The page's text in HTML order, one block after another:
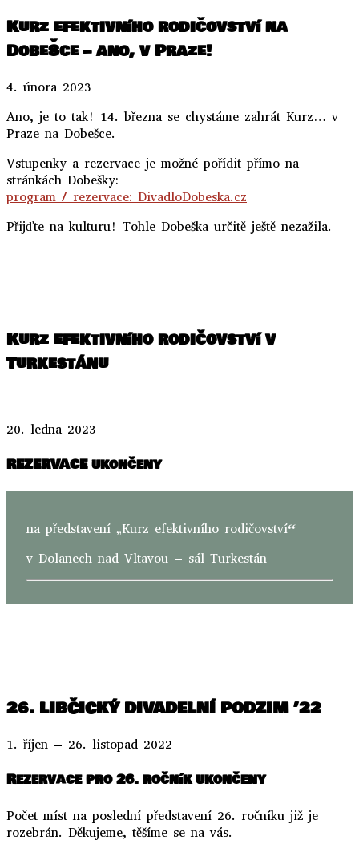
Kurz efektivního rodičovství na
DobeŠce – ano, v Praze!
4. února 2023
Ano, je to tak! 14. března se chystáme zahrát Kurz… v
Praze na Dobešce.
Vstupenky a rezervace je možné pořídit přímo na
stránkách Dobešky:
program / rezervace: DivadloDobeska.cz
Přijďte na kulturu! Tohle Dobeška určitě ještě nezažila.
Kurz efektivního rodičovství v
Turkestánu
20. ledna 2023
REZERVACE ukončeny
na představení „Kurz efektivního rodičovství“
v Dolanech nad Vltavou – sál Turkestán
26. LIBČICKÝ DIVADELNÍ PODZIM ’22
1. říjen – 26. listopad 2022
Rezervace pro 26. ročník ukončeny
Počet míst na poslední představení 26. ročníku již je
rozebrán. Děkujeme, těšíme se na vás.